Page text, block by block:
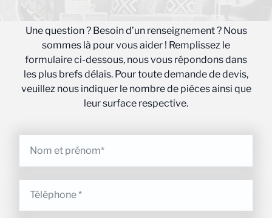
Une question ? Besoin d’un renseignement ? Nous
sommes là pour vous aider ! Remplissez le
formulaire ci-dessous, nous vous répondons dans
les plus brefs délais. Pour toute demande de devis,
veuillez nous indiquer le nombre de pièces ainsi que
leur surface respective.